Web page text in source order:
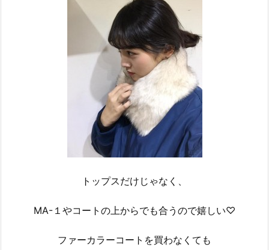
トップスだけじゃなく、
MA-１やコートの上からでも合うので嬉しい♡
ファーカラーコートを買わなくても